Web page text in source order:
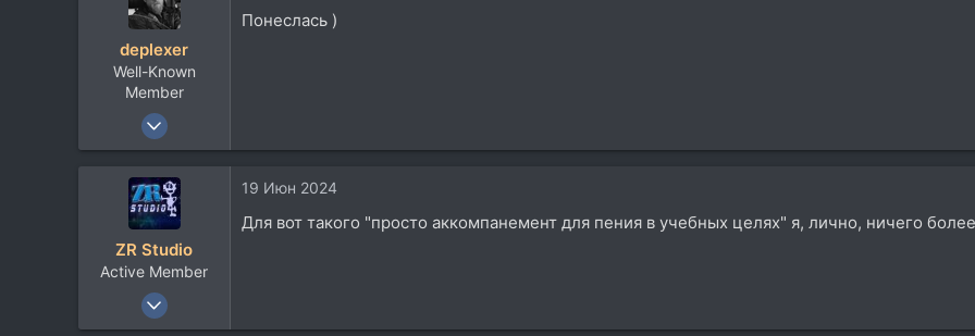
и
deplexer
Well-Known
Member
9 Янв 2012
12.026
8.938
Понеслась )
ZR Studio
Active Member
30 Дек 2009
278
19 Июн 2024
Для вот такого "просто аккомпанемент для пения в учебных целях" я, лично, ничего